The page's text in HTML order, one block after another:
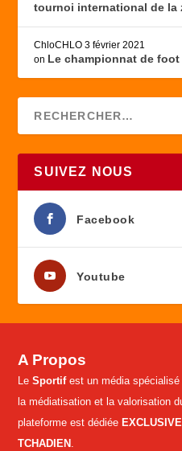
tournoi international de la
ChloCHLO 3 février 2021
on Le championnat de
SUIVEZ NOUS
Facebook
Youtube
A Propos
LeSportifest un média spécialisé
la médiatisation et la valorisation
plateforme est dédiée
TCHADIEN